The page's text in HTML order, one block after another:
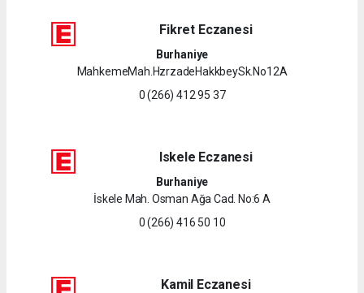
Fikret Eczanesi
Burhaniye
MahkemeMah.HzrzadeHakkbeySk.No12A
0 (266) 412 95 37
Iskele Eczanesi
Burhaniye
İskele Mah. Osman Ağa Cad. No:6 A
0 (266) 416 50 10
Kamil Eczanesi